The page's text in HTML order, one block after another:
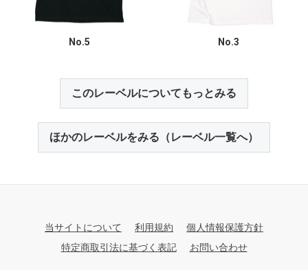
No.5 No.3
このレーベルについてもっとみる
ほかのレーベルをみる（レーベル一覧へ）
当サイトについて 利用規約
個人情報保護方針
特定商取引法に基づく表記
お問い合わせ